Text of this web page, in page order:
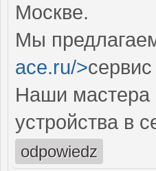
Москве.
Мы
ace.ru/>
Наши мастера
устройства в
odpowiedz